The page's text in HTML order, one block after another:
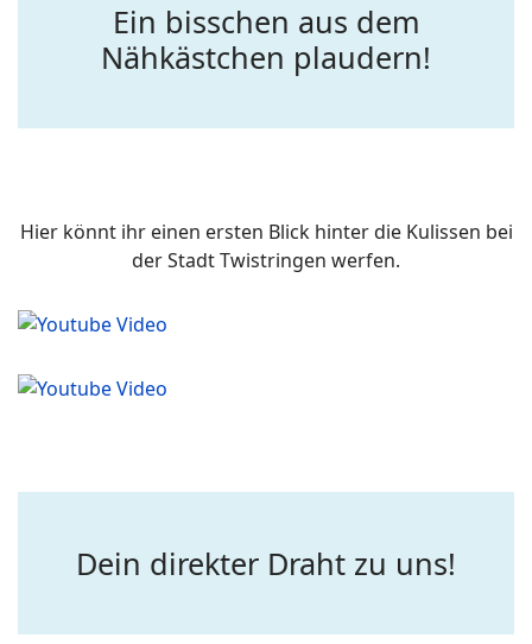
Ein bisschen aus dem
Nähkästchen plaudern!
Hier könnt ihr einen ersten Blick hinter die Kulissen bei
der Stadt Twistringen werfen.
Dein direkter Draht zu uns!